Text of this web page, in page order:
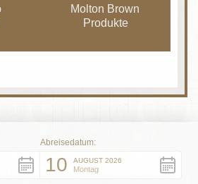
Molton Brown
Produkte
Abreisedatum:
10 AUGUST 2026
Montag